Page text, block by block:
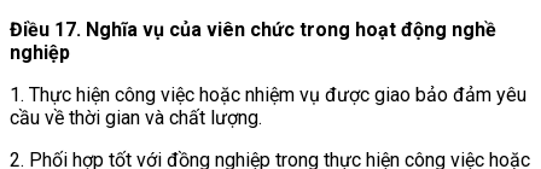
Điều 17. Nghĩa vụ của viên chức trong hoạt động nghề
nghiệp
1. Thực hiện công việc hoặc nhiệm vụ được giao bảo đảm yêu
cầu về thời gian và chất lượng.
2. Phối hợp tốt với đồng nghiệp trong thực hiện công việc hoặc